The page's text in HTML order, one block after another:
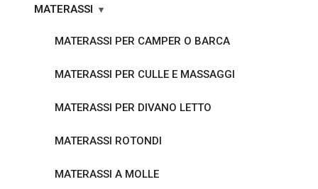
MATERASSI
MATERASSI PER CAMPER O BARCA
MATERASSI PER CULLE E MASSAGGI
MATERASSI PER DIVANO LETTO
MATERASSI ROTONDI
MATERASSI A MOLLE